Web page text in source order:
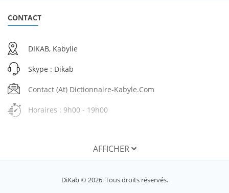
CONTACT
DIKAB, Kabylie
Skype : Dikab
Contact (at) Dictionnaire-Kabyle.com
Horaires : 9h00 - 19h00
AFFICHER
DiKab © 2026. Tous droits réservés.